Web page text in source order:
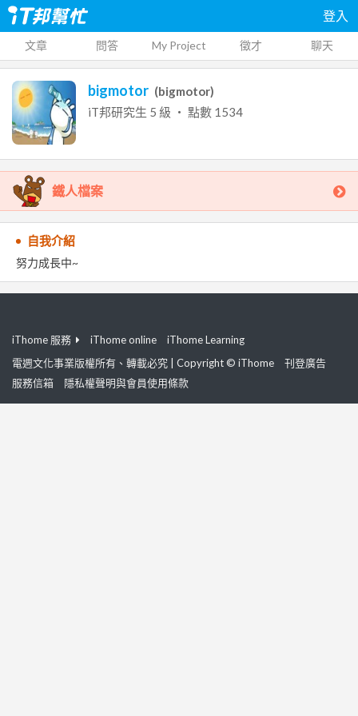
登入
文章 問答 My Project 徵才 聊天
bigmotor (bigmotor)
iT邦研究生 5 級 ‧ 點數 1534
鐵人檔案
自我介紹
努力成長中~
iThome 服務 iThome online
iThome Learning
電週文化事業版權所有、轉載必究 | Copyright © iThome
刊登廣告
服務信箱
隱私權聲明與會員使用條款